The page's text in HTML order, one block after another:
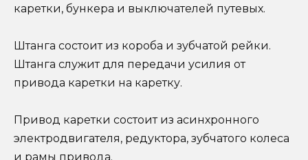
каретки, бункера и выключателей путевых.
Штанга состоит из короба и зубчатой рейки.
Штанга служит для передачи усилия от
привода каретки на каретку.
Привод каретки состоит из асинхронного
электродвигателя, редуктора, зубчатого колеса
и рамы привода.